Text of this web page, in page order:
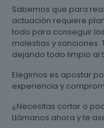
Sabemos que para
actuación requiere
todo para conseguir
molestias y
dejando todo limpio al
Elegirnos es apostar
experiencia y
¿Necesitas cortar o
Llámanos ahora y te